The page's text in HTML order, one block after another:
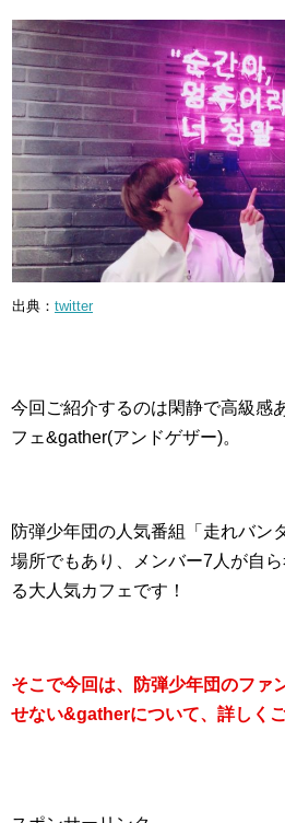
出典： twitter
今回ご紹介するのは閑静で高級感
フェ&gather(アンドゲザー)。
防弾少年団の人気番組「走れバン
場所でもあり、メンバー7人が自
る大人気カフェです！
そこで今回は、防弾少年団のファ
せない&gatherについて、詳しく